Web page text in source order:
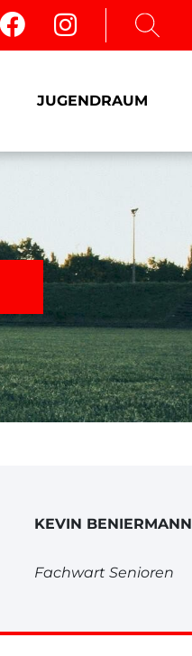
JUGENDRAUM
KEVIN BENIERMANN
Fachwart Senioren